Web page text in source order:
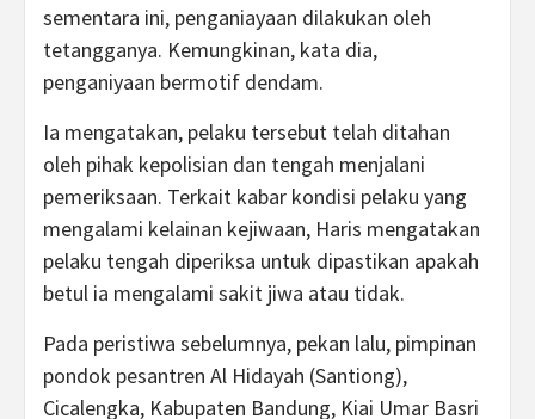
sementara ini, penganiayaan dilakukan oleh
tetangganya. Kemungkinan, kata dia,
penganiyaan bermotif dendam.
Ia mengatakan, pelaku tersebut telah ditahan
oleh pihak kepolisian dan tengah menjalani
pemeriksaan. Terkait kabar kondisi pelaku yang
mengalami kelainan kejiwaan, Haris mengatakan
pelaku tengah diperiksa untuk dipastikan apakah
betul ia mengalami sakit jiwa atau tidak.
Pada peristiwa sebelumnya, pekan lalu, pimpinan
pondok pesantren Al Hidayah (Santiong),
Cicalengka, Kabupaten Bandung, Kiai Umar Basri